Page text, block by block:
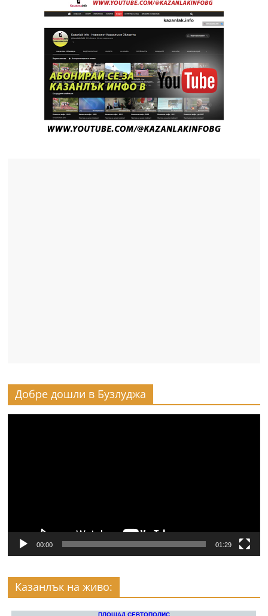
Добре дошли в Бузлуджа
00:00 01:29
Казанлък на живо: